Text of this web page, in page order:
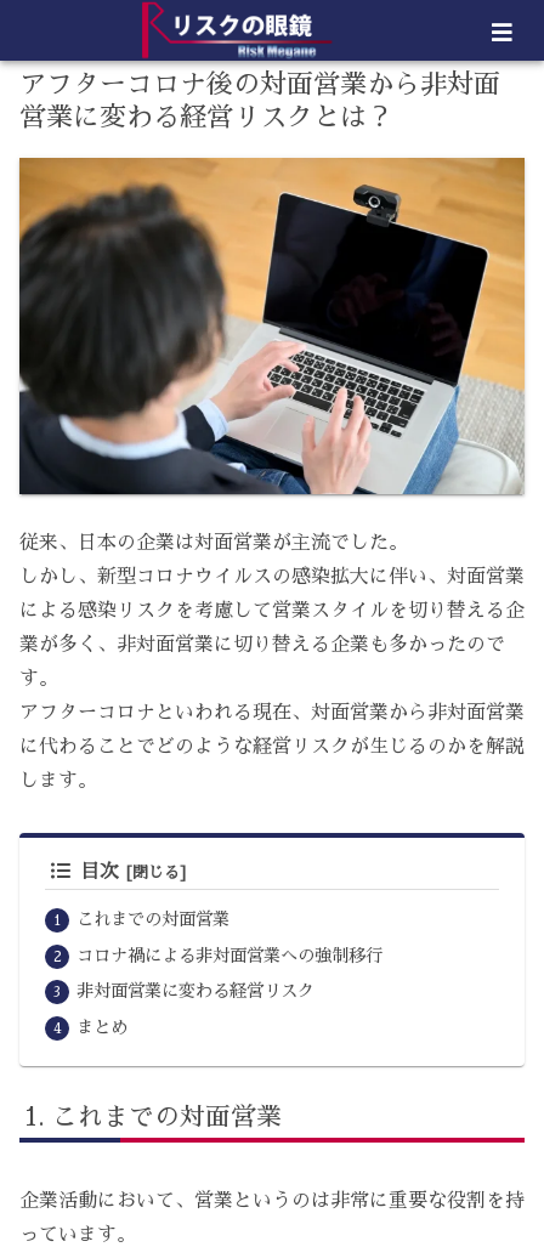
アフターコロナ後の対面営業から非対面
営業に変わる経営リスクとは？
従来、日本の企業は対面営業が主流でした。
しかし、新型コロナウイルスの感染拡大に伴い、対面営業
による感染リスクを考慮して営業スタイルを切り替える企
業が多く、非対面営業に切り替える企業も多かったので
す。
アフターコロナといわれる現在、対面営業から非対面営業
に代わることでどのような経営リスクが生じるのかを解説
します。
目次
これまでの対面営業
コロナ禍による非対面営業への強制移行
非対面営業に変わる経営リスク
まとめ
これまでの対面営業
企業活動において、営業というのは非常に重要な役割を持
っています。